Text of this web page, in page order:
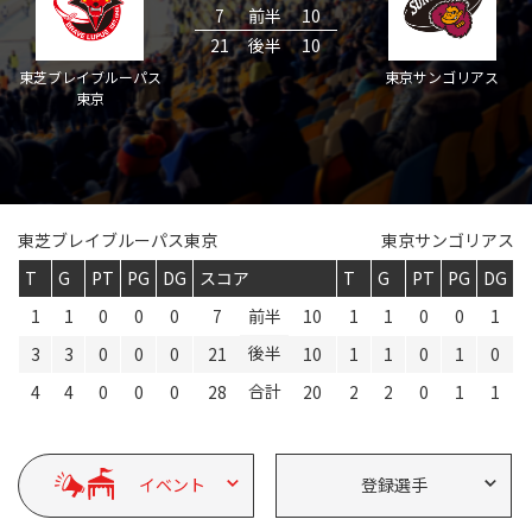
マスコット
株式会社 ブレイブルーパス東京概要
株式会社 チームの歴史
地域貢献活動
パートナー
InstagramX Facebook Youtube
パートナーシップのご案内
東芝ブレイブルーパス
東京
7 前半
10
21
後半 10
東京サンゴリアス
東芝ブレイブルーパス東京
東京サンゴリアス
T
G PT PG DG スコア T G PT PG
DG
1
1 0 0 0 7 前半 10 1 1 0 0
1
3
3 0 0 0 21 後半 10 1 1 0 1
0
4
4 0 0 0 28 合計 20 2 2 0 1 1
イベント 登録選手